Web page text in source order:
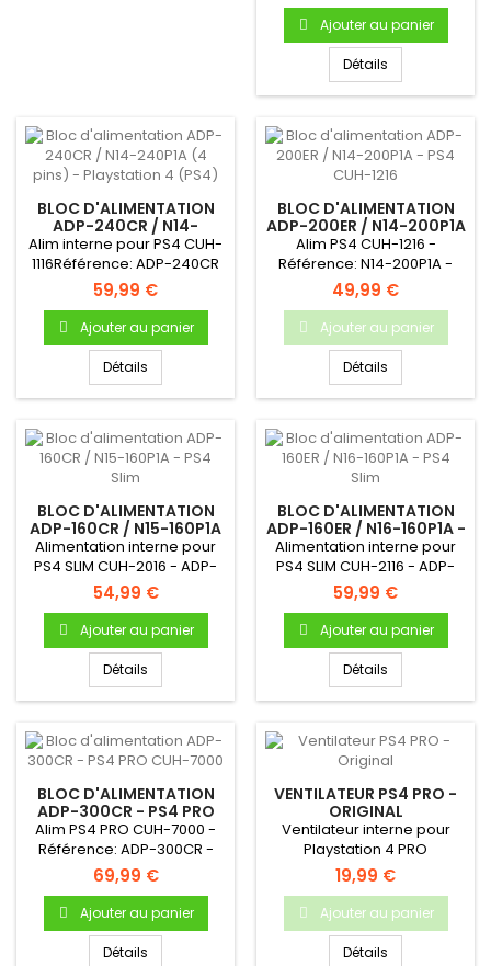
Ajouter au panier
Détails
BLOC D'ALIMENTATION
ADP-240CR / N14-
240P1A (4 PINS) -
PLAYSTATION 4 (PS4)
Alim interne pour PS4 CUH-
1116Référence: ADP-240CR
ou N14-240P1A Produit...
59,99 €
Ajouter au panier
Détails
BLOC D'ALIMENTATION
ADP-200ER / N14-200P1A
- PS4 CUH-1216
Alim PS4 CUH-1216 -
Référence: N14-200P1A -
Produit neuf & original
49,99 €
Ajouter au panier
Détails
BLOC D'ALIMENTATION
ADP-160CR / N15-160P1A
- PS4 SLIM
Alimentation interne pour
PS4 SLIM CUH-2016 - ADP-
160CR / N15-160P1A - Bloc...
54,99 €
Ajouter au panier
Détails
BLOC D'ALIMENTATION
ADP-160ER / N16-160P1A -
PS4 SLIM
Alimentation interne pour
PS4 SLIM CUH-2116 - ADP-
160CR / N16-160P1A - Bloc...
59,99 €
Ajouter au panier
Détails
BLOC D'ALIMENTATION
ADP-300CR - PS4 PRO
CUH-7000
Alim PS4 PRO CUH-7000 -
Référence: ADP-300CR -
Produit neuf & original
69,99 €
Ajouter au panier
Détails
VENTILATEUR PS4 PRO -
ORIGINAL
Ventilateur interne pour
Playstation 4 PRO
19,99 €
Ajouter au panier
Détails